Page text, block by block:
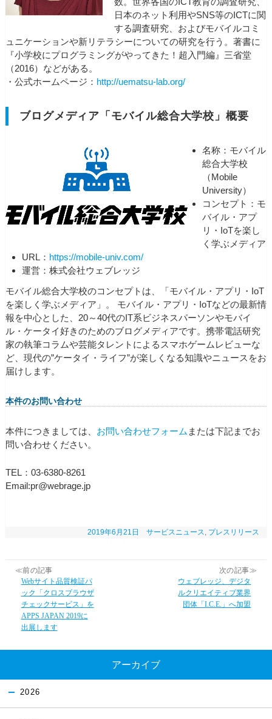
日本のネット利用やSNS等のICTに関
する調査研究、およびモバイルコミ
ュニケーションや新リテラシーについての研究を行う。著書に
『小学校にプログラミングがやってきた！超入門編』三省堂
（2016）などがある。
・公式ホームページ： http://uematsu-lab.org/
ブログメディア「モバイル総合大学校」概要
名称：モバイル
総合大学校
（Mobile
University）
コンセプト：モ
バイル・アプ
リ・IoTを楽し
く学ぶメディア
URL： https://mobile-univ.com/
運営：株式会社ウェブレッジ
モバイル総合大学校のコンセプトは、「モバイル・アプリ・IoT
を楽しく学ぶメディア」。 モバイル・アプリ・IoTなどの最新情
報を中心とした、20～40代のIT系ビジネスパーソンやモバイ
ル・ケータイ好きのためのブログメディアです。携帯電話研究
家の執筆コラムや芸能タレントによるスマホゲームレビューな
ど、現代の”ケータイ・ライフ”が楽しくなる知識やニュースをお
届けします。
本件のお問い合わせ
本件につきましては、 お問い合わせフォーム または下記までお
問い合わせください。
TEL：03-6380-8261
Email:pr@webrage.jp
2019年6月21日 サービスニュース プレスリリース
≪前の記事
Webサイト品質検証パ
ック「クロスブラウザ
チェックサービス」を
APPS JAPAN 2019に
出展します
次の記事≫
ウェブレッジ、デジタ
ルクリエイティブ業界
団体「I.C.E.」へ加盟
アーカイブ
2026